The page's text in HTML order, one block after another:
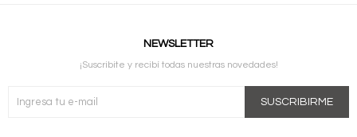
NEWSLETTER
¡Suscribite y recibí todas nuestras novedades!
SUSCRIBIRME